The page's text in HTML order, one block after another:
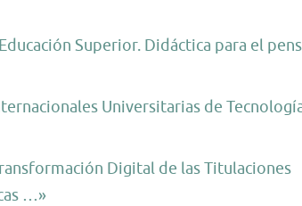
Superior. Didáctica para el
Universitarias de
Digital de las Titulaciones
…»